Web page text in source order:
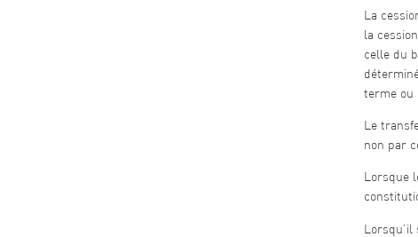
La
la
celle du
terme ou
Le
non par
Lorsque